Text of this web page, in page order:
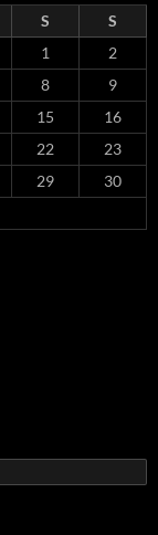
S
S
1
2
8
9
15
16
22
23
29
30